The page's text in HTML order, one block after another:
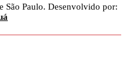
São Paulo. Desenvolvido por: